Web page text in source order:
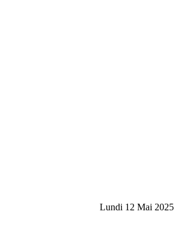
Lundi 12 Mai 2025